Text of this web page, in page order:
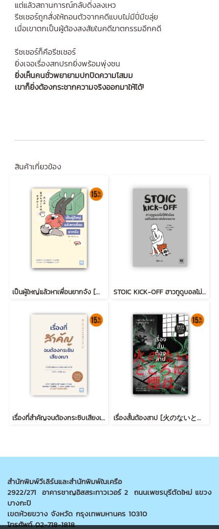
แต่แล้วสถานการณ์กลับดิ่งลงเหว
รีชเชอร์ถูกสั่งให้ถอนตัวจากคดีแบบไม่มีปี่มีขลุ่ย
เมื่อเขาตกเป็นผู้ต้องสงสัยในคดีฆาตกรรมอีกคดี
รีชเชอร์ก็คือรีชเชอร์
ยิ่งเจอเรื่องสกปรกยิ่งพร้อมพุ่งชน
ยิ่งเห็นคนชั่วพยายามปกปิดความโสมม
เขาก็ยิ่งต้องกระชากความจริงออกมาให้ได้!
สินค้าเกี่ยวข้อง
เป็นผู้ใหญ่แล้วหาเพื่อนยากจัง [大人の友だちづくりはむずかしい] STOIC KICK-OFF ฮาวทูดูบอลไม่ให้หัวร้อน แม้ทีมรักจะเล่นโคตรกาก
เรื่องที่สำคัญจนต้องกระซิบเสียงเบา (苦しかったときの話をしようか) เรื่องสั้นต้องสาป [火のないところに煙は]
สำนักพิมพ์วีเลิร์นและสำนักพิมพ์ในเครือ
2922/271 อาคารชาญอิสสระทาวเวอร์ 2 ถนนเพชรบุรีตัดใหม่ แขวง
บางกะปิ
เขตห้วยขวาง จังหวัด กรุงเทพมหานคร 10310
โทรศัพท์ 02-718-1818